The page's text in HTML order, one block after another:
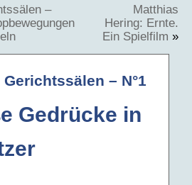
–
Matthias
Hering: Ernte.
Ein Spielfilm »
– N°1
Gedrücke in